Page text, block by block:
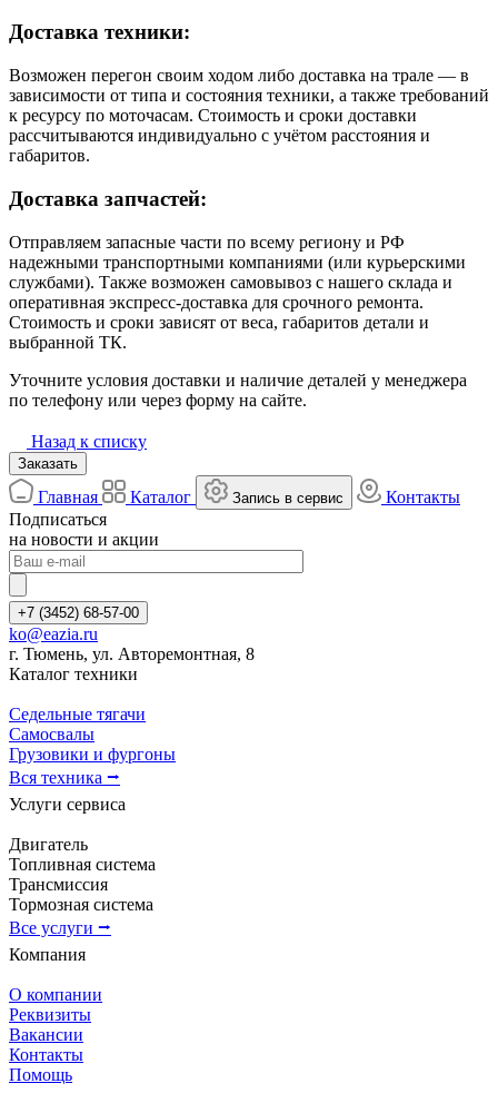
Доставка техники:
Возможен перегон своим ходом либо доставка на трале — в
зависимости от типа и состояния техники, а также требований
к ресурсу по моточасам. Стоимость и сроки доставки
рассчитываются индивидуально с учётом расстояния и
габаритов.
Доставка запчастей:
Отправляем запасные части по всему региону и РФ
надежными транспортными компаниями (или курьерскими
службами). Также возможен самовывоз с нашего склада и
оперативная экспресс-доставка для срочного ремонта.
Стоимость и сроки зависят от веса, габаритов детали и
выбранной ТК.
Уточните условия доставки и наличие деталей у менеджера
по телефону или через форму на сайте.
Назад к списку
Заказать
Главная Каталог Запись в сервис
Контакты
Подписаться
на новости и акции
+7 (3452) 68-57-00
ko@eazia.ru
г. Тюмень, ул. Авторемонтная, 8
Каталог техники
Седельные тягачи
Самосвалы
Грузовики и фургоны
Вся техника ⭢
Услуги сервиса
Двигатель
Топливная система
Трансмиссия
Тормозная система
Все услуги ⭢
Компания
О компании
Реквизиты
Вакансии
Контакты
Помощь